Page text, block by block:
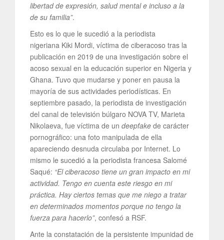
libertad de expresión, salud mental e incluso a la
de su familia”.
Esto es lo que le sucedió a la periodista
nigeriana Kiki Mordi, víctima de ciberacoso tras la
publicación en 2019 de una investigación sobre el
acoso sexual en la educación superior en Nigeria y
Ghana. Tuvo que mudarse y poner en pausa la
mayoría de sus actividades periodísticas. En
septiembre pasado, la periodista de investigación
del canal de televisión búlgaro NOVA TV, Marieta
Nikolaeva, fue víctima de un deepfake de carácter
pornográfico: una foto manipulada de ella
apareciendo desnuda circulaba por Internet. Lo
mismo le sucedió a la periodista francesa Salomé
Saqué: “El ciberacoso tiene un gran impacto en mi
actividad. Tengo en cuenta este riesgo en mi
práctica. Hay ciertos temas que me niego a tratar
en determinados momentos porque no tengo la
fuerza para hacerlo”, confesó a RSF.
Ante la constatación de la persistente impunidad de